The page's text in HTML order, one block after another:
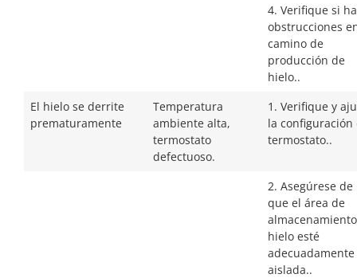
4. Verifique si
obstrucciones
camino de
producción de
hielo..
El hielo se derrite
prematuramente
Temperatura
ambiente alta,
termostato
defectuoso.
1. Verifique y
la configuración
termostato..
2. Asegúrese de
que el área de
hielo esté
adecuadamente
aislada..